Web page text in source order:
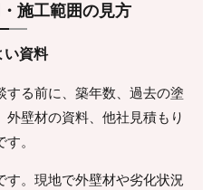
施工範囲の見方
い資料
する前に、築年数、過去の塗
壁材の資料、他社見積もり
。
す。現地で外壁材や劣化状況